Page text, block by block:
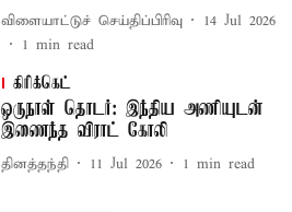
விளையாட்டுச் செய்திப்பிரிவு
14 Jul 2026
1 min read
கிரிக்கெட்
ஒருநாள் தொடர்: இந்திய அணியுடன்
இணைந்த விராட் கோலி
தினத்தந்தி 11 Jul 2026 1 min read